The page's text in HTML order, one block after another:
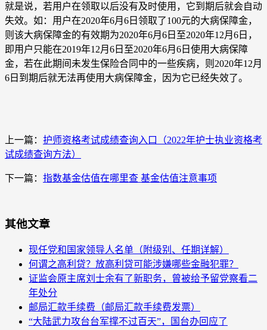
就是说，若用户在领取以后没有及时使用，它到期后就会自动
失效。如：用户在2020年6月6日领取了100元的大病保障金，
则该大病保障金的有效期为2020年6月6日至2020年12月6日，
即用户只能在2019年12月6日至2020年6月6日使用大病保障
金，若在此期间未发生保险合同中的一些疾病，则2020年12月
6日到期后就无法再使用大病保障金，因为它已经失效了。
上一篇： 护师资格考试成绩查询入口（2022年护士执业资格考
试成绩查询方法）
下一篇： 指数基金估值在哪里查 基金估值注意事项
其他文章
现任党和国家领导人名单（附级别、任期详解）
何谓之高利贷？放高利贷可能涉嫌哪些金融犯罪？
证监会原主席刘士余有了新职务，曾被给予留党察看二
年处分
邮局汇款手续费（邮局汇款手续费发票）
“大陆武力攻台台军撑不过百天”，国台办回应了